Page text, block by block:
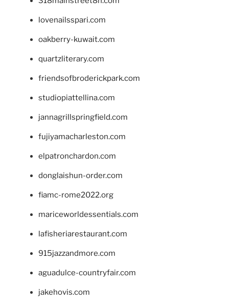
lovenailsspari.com
oakberry-kuwait.com
quartzliterary.com
friendsofbroderickpark.com
studiopiattellina.com
jannagrillspringfield.com
fujiyamacharleston.com
elpatronchardon.com
donglaishun-order.com
fiamc-rome2022.org
mariceworldessentials.com
lafisheriarestaurant.com
915jazzandmore.com
aguadulce-countryfair.com
jakehovis.com